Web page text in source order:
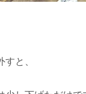
すと、